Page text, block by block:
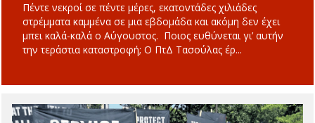
Πέντε νεκροί σε πέντε μέρες, εκατοντάδες χιλιάδες
στρέμματα καμμένα σε μια εβδομάδα και ακόμη δεν έχει
μπει καλά-καλά ο Αύγουστος. Ποιος ευθύνεται γι’ αυτήν
την τεράστια καταστροφή; Ο ΠτΔ Τασούλας έρ...